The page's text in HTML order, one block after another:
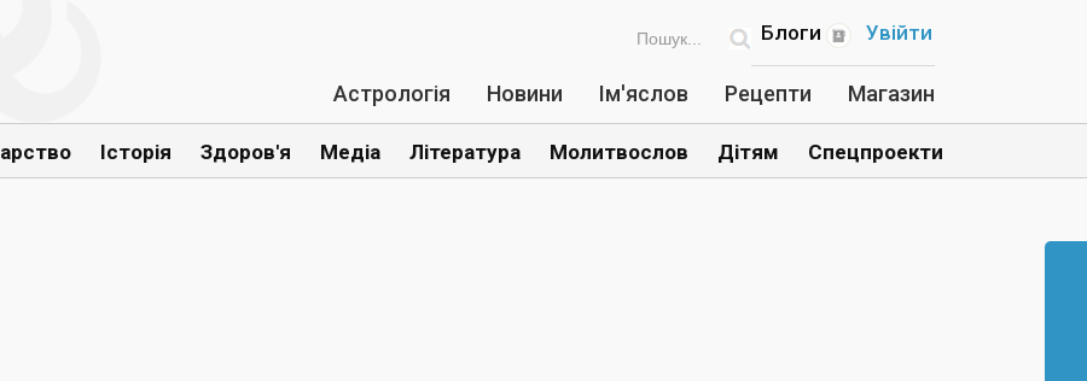
Увійти
Блоги
Астрологія Новини Ім'яслов Рецепти Магазин
Історія Здоров'я Медіа Література Молитвослов Дітям Спецпроекти